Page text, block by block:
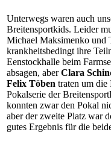
Unterwegs waren auch
Breitensportkids. Leider
Michael Maksimenko und
krankheitsbedingt ihre
Eenstockhalle beim
absagen, aberClara
Felix Töben traten um die
Pokalserie der
konnten zwar den Pokal
aber der zweite Platz war
gutes Ergebnis für die